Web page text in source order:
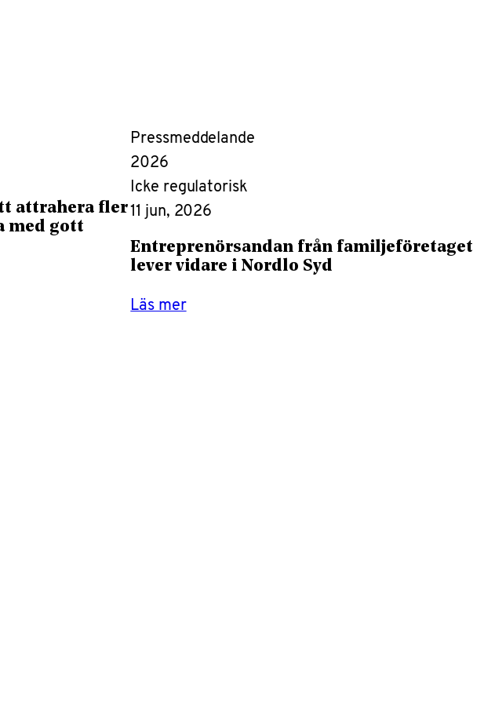
attrahera fler
med gott
Pressmeddelande
2026
Icke regulatorisk
11 jun, 2026
Entreprenörsandan från familjeföretaget
lever vidare i Nordlo Syd
Läs mer